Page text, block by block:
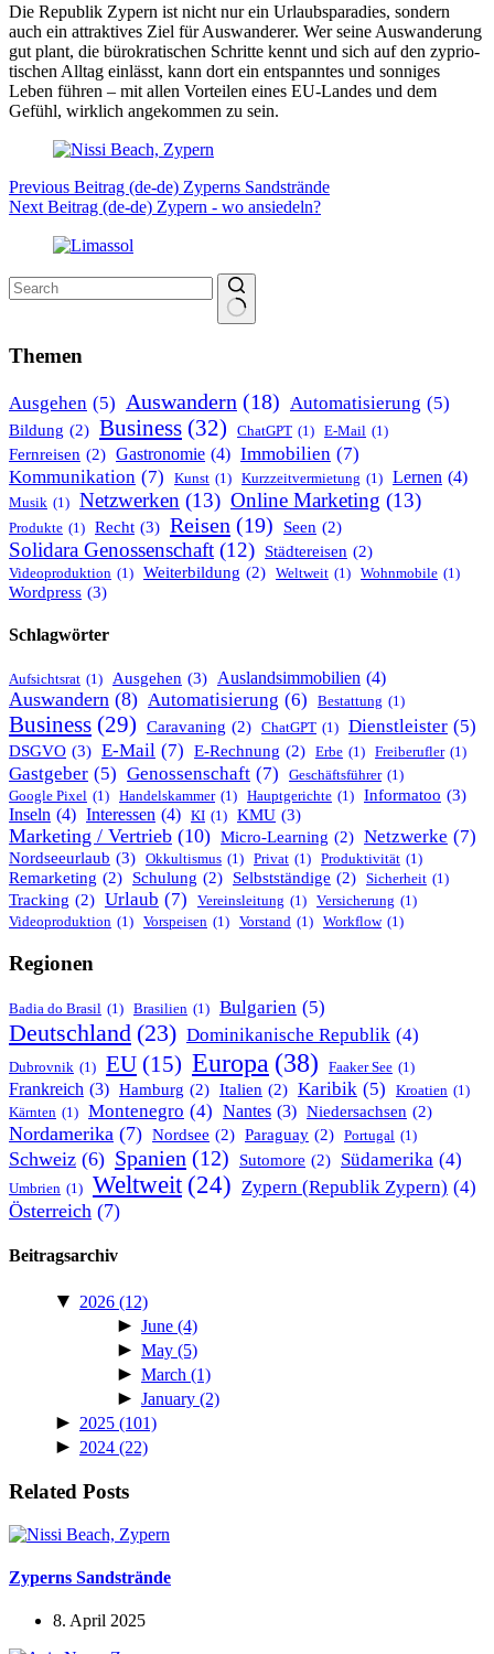
Die Republik Zypern ist nicht nur ein Urlaubs­pa­radies, sondern
auch ein attrak­tives Ziel für Auswan­derer. Wer seine Auswan­derung
gut plant, die bürokra­ti­schen Schritte kennt und sich auf den zyprio­
ti­schen Alltag einlässt, kann dort ein entspanntes und sonniges
Leben führen – mit allen Vorteilen eines EU-Landes und dem
Gefühl, wirklich angekommen zu sein.
Previous Beitrag (de-de) Zyperns Sandstrände
Next Beitrag (de-de) Zypern - wo ansiedeln?
results
Themen
Ausgehen (5) Auswandern (18) Automatisierung (5)
Bildung (2) Business (32) ChatGPT (1) E-Mail (1)
Fernreisen (2) Gastronomie (4) Immobilien (7)
Kommunikation (7) Kunst (1) Kurzzeitvermietung (1) Lernen (4)
Musik (1) Netzwerken (13) Online Marketing (13)
Produkte (1) Recht (3) Reisen (19) Seen (2)
Solidara Genossenschaft (12) Städtereisen (2)
Videoproduktion (1) Weiterbildung (2) Weltweit (1) Wohnmobile (1)
Wordpress (3)
Schlagwörter
Aufsichtsrat (1) Ausgehen (3) Auslandsimmobilien (4)
Auswandern (8) Automatisierung (6) Bestattung (1)
Business (29) Caravaning (2) ChatGPT (1) Dienstleister (5)
DSGVO (3) E-Mail (7) E-Rechnung (2) Erbe (1) Freiberufler (1)
Gastgeber (5) Genossenschaft (7) Geschäftsführer (1)
Google Pixel (1) Handelskammer (1) Hauptgerichte (1) Informatoo (3)
Inseln (4) Interessen (4) KI (1) KMU (3)
Marketing / Vertrieb (10) Micro-Learning (2) Netzwerke (7)
Nordseeurlaub (3) Okkultismus (1) Privat (1) Produktivität (1)
Remarketing (2) Schulung (2) Selbstständige (2) Sicherheit (1)
Tracking (2) Urlaub (7) Vereinsleitung (1) Versicherung (1)
Videoproduktion (1) Vorspeisen (1) Vorstand (1) Workflow (1)
Regionen
Badia do Brasil (1) Brasilien (1) Bulgarien (5)
Deutschland (23) Dominikanische Republik (4)
Dubrovnik (1) EU (15) Europa (38) Faaker See (1)
Frankreich (3) Hamburg (2) Italien (2) Karibik (5) Kroatien (1)
Kärnten (1) Montenegro (4) Nantes (3) Niedersachsen (2)
Nordamerika (7) Nordsee (2) Paraguay (2) Portugal (1)
Schweiz (6) Spanien (12) Sutomore (2) Südamerika (4)
Umbrien (1) Weltweit (24) Zypern (Republik Zypern) (4)
Österreich (7)
Beitragsarchiv
▼ 2026 (12)
► June (4)
► May (5)
► March (1)
► January (2)
► 2025 (101)
► 2024 (22)
Related Posts
Zyperns Sandstrände
8. April 2025